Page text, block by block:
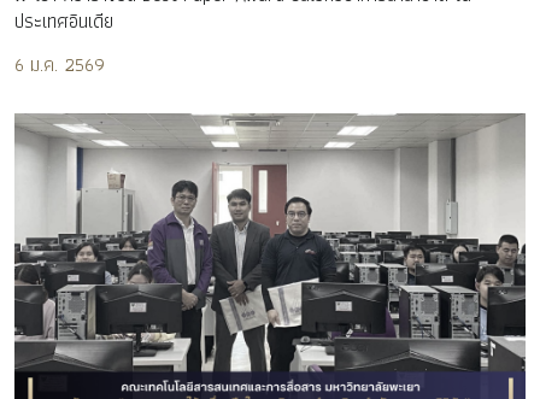
ประเทศอินเดีย
6 ม.ค. 2569